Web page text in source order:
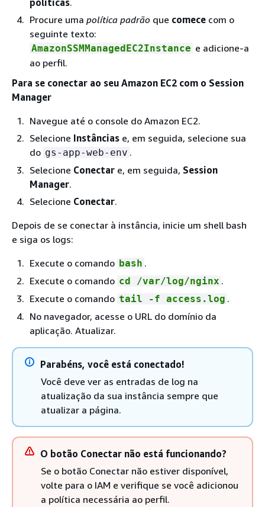
políticas.
Procure uma política padrão que comece com o
seguinte texto:
AmazonSSMManagedEC2Instance e adicione-a
ao perfil.
Para se conectar ao seu Amazon EC2 com o Session
Manager
Navegue até o console do Amazon EC2.
Selecione Instâncias e, em seguida, selecione sua
do gs-app-web-env .
Selecione Conectar e, em seguida, Session
Manager.
Selecione Conectar.
Depois de se conectar à instância, inicie um shell bash
e siga os logs:
Execute o comando bash .
Execute o comando cd /var/log/nginx .
Execute o comando tail -f access.log .
No navegador, acesse o URL do domínio da
aplicação. Atualizar.
Parabéns, você está conectado!
Você deve ver as entradas de log na
atualização da sua instância sempre que
atualizar a página.
O botão Conectar não está funcionando?
Se o botão Conectar não estiver disponível,
volte para o IAM e verifique se você adicionou
a política necessária ao perfil.